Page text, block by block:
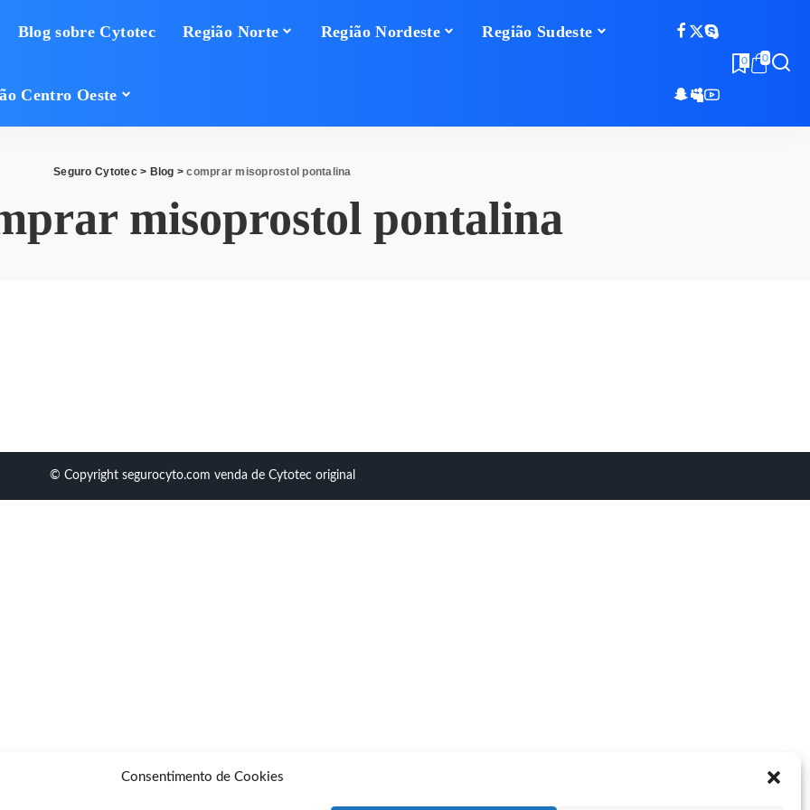
Consentimento de Cookies
Blog sobre Cytotec Região Norte Região Nordeste Região Sudeste
Centro Oeste
0 0
Seguro Cytotec> Blog >comprar misoprostol pontalina
misoprostol pontalina
© Copyright segurocyto.com venda de Cytotec original